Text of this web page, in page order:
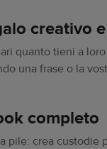
creativo
quanto tieni a
una frase o la
completo
pile: crea custodie